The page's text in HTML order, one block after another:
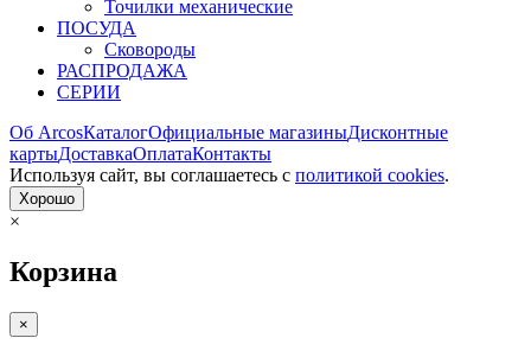
Точилки механические
ПОСУДА
Сковороды
РАСПРОДАЖА
СЕРИИ
Об ArcosКаталогОфициальные магазиныДисконтные
картыДоставкаОплатаКонтакты
Используя сайт, вы согла­шаетесь с политикой cookies.
Хорошо
×
Корзина
×